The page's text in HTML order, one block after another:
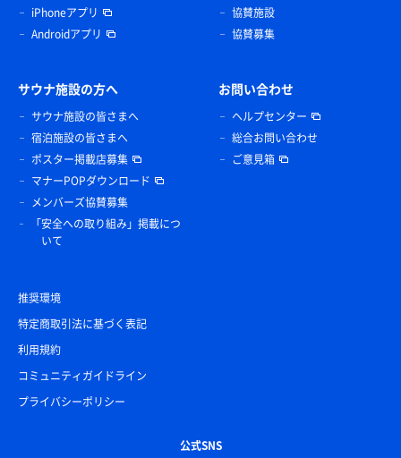
iPhoneアプリ
Androidアプリ
協賛施設
協賛募集
サウナ施設の方へ
サウナ施設の皆さまへ
宿泊施設の皆さまへ
ポスター掲載店募集
マナーPOPダウンロード
メンバーズ協賛募集
「安全への取り組み」掲載につ
いて
お問い合わせ
ヘルプセンター
総合お問い合わせ
ご意見箱
推奨環境
特定商取引法に基づく表記
利用規約
コミュニティガイドライン
プライバシーポリシー
公式SNS